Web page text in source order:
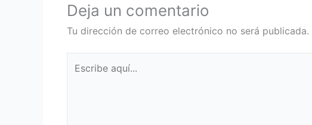
Deja un comentario
Tu dirección de correo electrónico no será publicada.
aquí...